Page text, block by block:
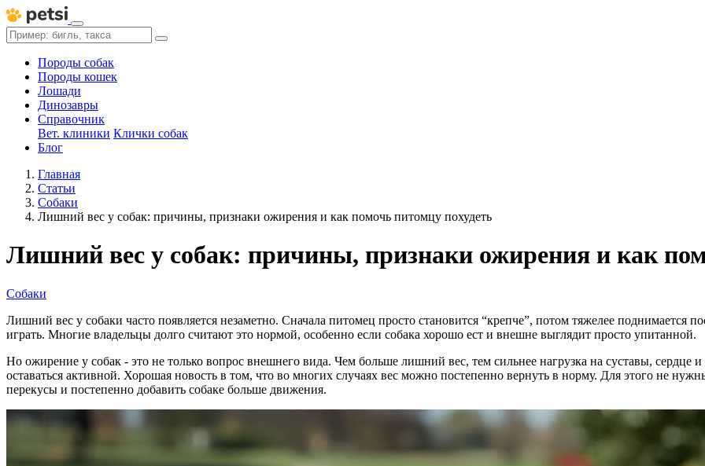
Породы собак
Породы кошек
Лошади
Динозавры
Справочник
Вет. клиники Клички собак
Блог
Главная
Статьи
Собаки
Лишний вес у собак: причины, признаки ожирения и как помочь питомцу похудеть
Лишний вес у собак: причины, признаки ожирения и как
Собаки
Лишний вес у собаки часто появляется незаметно. Сначала питомец просто становится “крепче”, потом тяжелее поднимается
играть. Многие владельцы долго считают это нормой, особенно если собака хорошо ест и внешне выглядит просто упитанной.
Но ожирение у собак - это не только вопрос внешнего вида. Чем больше лишний вес, тем сильнее нагрузка на суставы, сердце
оставаться активной. Хорошая новость в том, что во многих случаях вес можно постепенно вернуть в норму. Для этого не
перекусы и постепенно добавить собаке больше движения.